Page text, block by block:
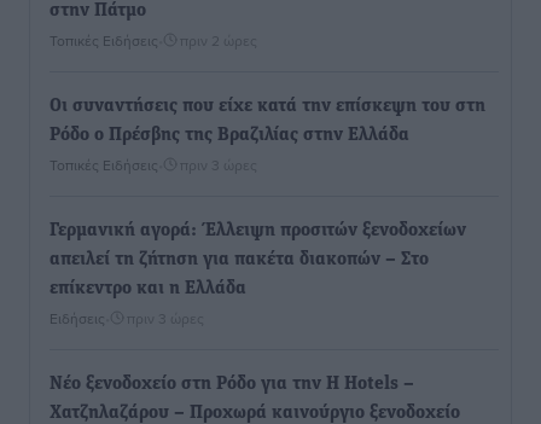
στην Πάτμο
Τοπικές Ειδήσεις πριν 2 ώρες
Οι συναντήσεις που είχε κατά την επίσκεψη του στη
Ρόδο ο Πρέσβης της Βραζιλίας στην Ελλάδα
Τοπικές Ειδήσεις πριν 3 ώρες
Γερμανική αγορά: Έλλειψη προσιτών ξενοδοχείων
απειλεί τη ζήτηση για πακέτα διακοπών – Στο
επίκεντρο και η Ελλάδα
Ειδήσεις πριν 3 ώρες
Νέο ξενοδοχείο στη Ρόδο για την H Hotels –
Χατζηλαζάρου – Προχωρά καινούργιο ξενοδοχείο